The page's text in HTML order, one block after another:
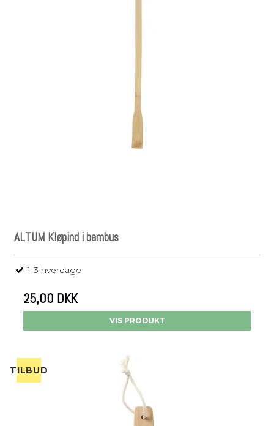
ALTUM Kløpind i bambus
1-3 hverdage
25,00 DKK
VIS PRODUKT
TILBUD